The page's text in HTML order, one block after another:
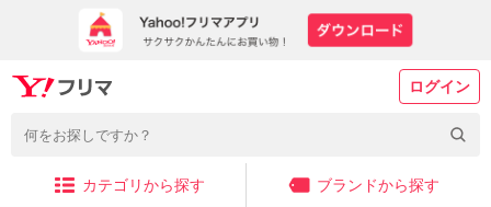
ログイン
カテゴリから探す ブランドから探す